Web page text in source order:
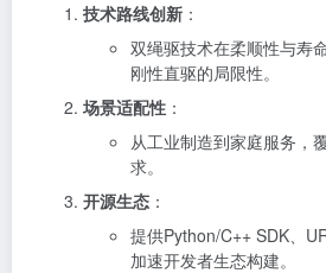
技术路线创新 ：
双绳驱技术在柔顺性与寿
刚性直驱的局限性。
场景适配性 ：
从工业制造到家庭服务，
求。
开源生态 ：
提供Python/C++ SDK、
加速开发者生态构建。